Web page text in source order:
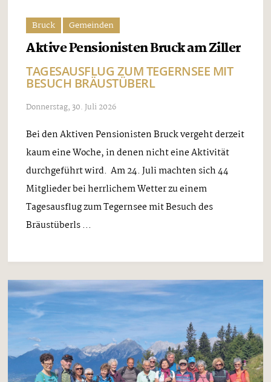
Bruck Gemeinden
Aktive Pensionisten Bruck am Ziller
TAGESAUSFLUG ZUM TEGERNSEE MIT
BESUCH BRÄUSTÜBERL
Donnerstag, 30. Juli 2026
Bei den Aktiven Pensionisten Bruck vergeht derzeit
kaum eine Woche, in denen nicht eine Aktivität
durchgeführt wird. Am 24. Juli machten sich 44
Mitglieder bei herrlichem Wetter zu einem
Tagesausflug zum Tegernsee mit Besuch des
Bräustüberls ...